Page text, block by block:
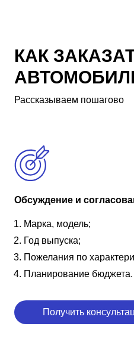
КАК
Рассказываем пошагово
Обсуждение и
Марка, модель;
Год выпуска;
Пожелания по
Планирование бюджета.
Получить